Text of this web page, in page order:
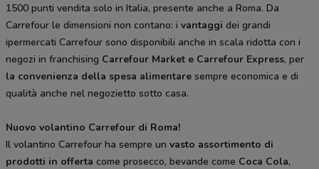
1500 punti vendita solo in Italia, presente anche a Roma. Da
Carrefour le dimensioni non contano: i vantaggi dei grandi
ipermercati Carrefour sono disponibili anche in scala ridotta con i
negozi in franchising Carrefour Market e Carrefour Express, per
la convenienza della spesa alimentare sempre economica e di
qualità anche nel negozietto sotto casa.
Nuovo volantino Carrefour di Roma!
Il volantino Carrefour ha sempre un vasto assortimento di
prodotti in offerta come prosecco, bevande come Coca Cola,